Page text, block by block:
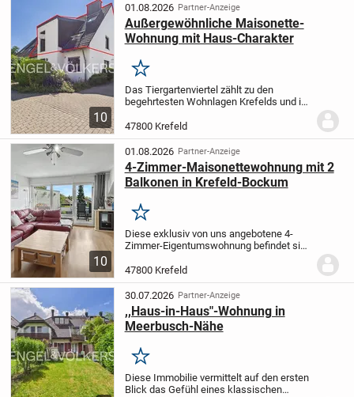
Bückerfeldstraße 18. Die Wohnung...
10
01.08.2026 Partner-Anzeige
Außergewöhnliche Maisonette-
Wohnung mit Haus-Charakter
Merken
Das Tiergartenviertel zählt zu den
begehrtesten Wohnlagen Krefelds und ist
opulenten Altbauten. Inmitten dieses
besonderen Viertels befindet sich, in
zweiter...
47800 Krefeld
10
01.08.2026 Partner-Anzeige
4-Zimmer-Maisonettewohnung mit 2
Balkonen in Krefeld-Bockum
Merken
Diese exklusiv von uns angebotene 4-
Zimmer-Eigentumswohnung befindet sich
in Massivbauweise errichteten 8-
Parteien-Hauses. Auf ca. 70 m²
Gesamtwohnfläche...
47800 Krefeld
30.07.2026 Partner-Anzeige
,,Haus-in-Haus"-Wohnung in
Meerbusch-Nähe
Merken
Diese Immobilie vermittelt auf den ersten
Blick das Gefühl eines klassischen